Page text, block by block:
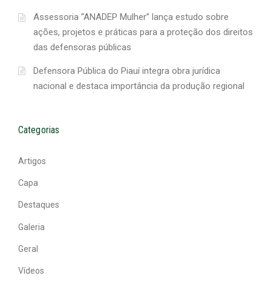
Assessoria “ANADEP Mulher” lança estudo sobre
ações, projetos e práticas para a proteção dos direitos
das defensoras públicas
Defensora Pública do Piauí integra obra jurídica
nacional e destaca importância da produção regional
Categorias
Artigos
Capa
Destaques
Galeria
Geral
Vídeos